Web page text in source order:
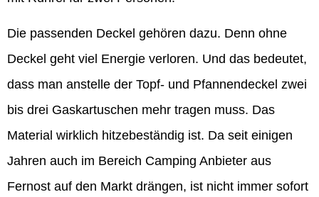
Die passenden Deckel gehören dazu. Denn ohne
Deckel geht viel Energie verloren. Und das bedeutet,
dass man anstelle der Topf- und Pfannendeckel zwei
bis drei Gaskartuschen mehr tragen muss. Das
Material wirklich hitzebeständig ist. Da seit einigen
Jahren auch im Bereich Camping Anbieter aus
Fernost auf den Markt drängen, ist nicht immer sofort